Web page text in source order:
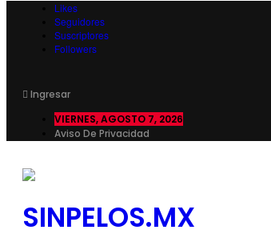
Likes
Seguidores
Suscriptores
Followers
Ingresar
VIERNES, AGOSTO 7, 2026
Aviso De Privacidad